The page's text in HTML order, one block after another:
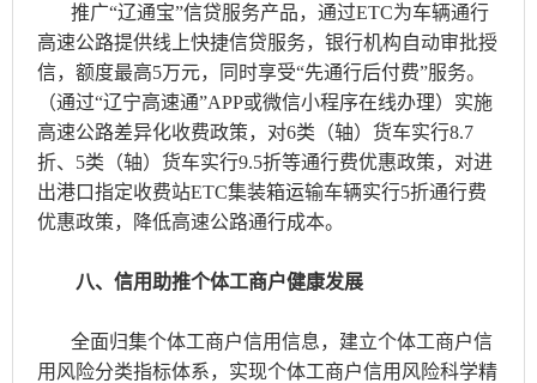
推广“辽通宝”信贷服务产品，通过ETC为车辆通行
高速公路提供线上快捷信贷服务，银行机构自动审批授
信，额度最高5万元，同时享受“先通行后付费”服务。
（通过“辽宁高速通”APP或微信小程序在线办理）实施
高速公路差异化收费政策，对6类（轴）货车实行8.7
折、5类（轴）货车实行9.5折等通行费优惠政策，对进
出港口指定收费站ETC集装箱运输车辆实行5折通行费
优惠政策，降低高速公路通行成本。
八、信用助推个体工商户健康发展
全面归集个体工商户信用信息，建立个体工商户信
用风险分类指标体系，实现个体工商户信用风险科学精